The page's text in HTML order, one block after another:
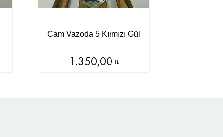
Cam Vazoda 5 Kırmızı Gül
1.350,00 TL